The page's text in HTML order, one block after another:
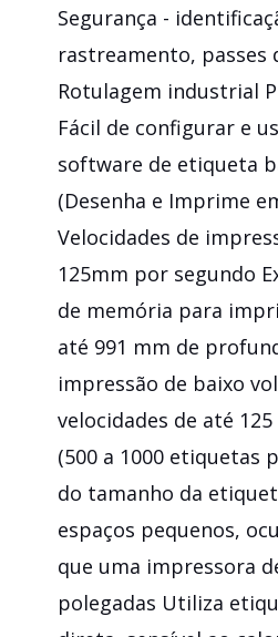
Segurança -
rastreamento, passes
Rotulagem industrial
Fácil de configurar e
software de etiqueta
(Desenha e Imprime
Velocidades de
125mm por segundo
de memória para
até 991 mm de
impressão de baixo
velocidades de até
(500 a 1000 etiquetas
do tamanho da
espaços pequenos,
que uma impressora
polegadas Utiliza